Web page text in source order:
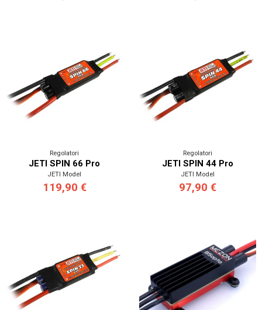
Regolatori
JETI SPIN 66 Pro
JETI Model
119,90 €
Regolatori
JETI SPIN 44 Pro
JETI Model
97,90 €